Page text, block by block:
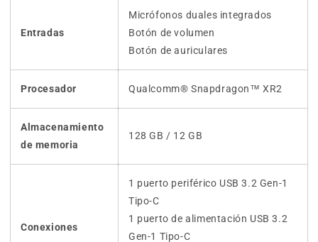
Entradas
Micrófonos duales integrados
Botón de volumen
Botón de auriculares
Procesador Qualcomm® Snapdragon™ XR2
Almacenamiento
de memoria
128 GB / 12 GB
Conexiones
1 puerto periférico USB 3.2 Gen-1
Tipo-C
1 puerto de alimentación USB 3.2
Gen-1 Tipo-C